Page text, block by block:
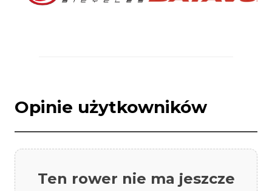
Opinie użytkowników
Ten rower nie ma jeszcze